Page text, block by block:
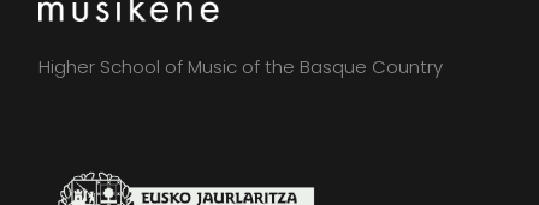
Higher School of Music of the Basque Country